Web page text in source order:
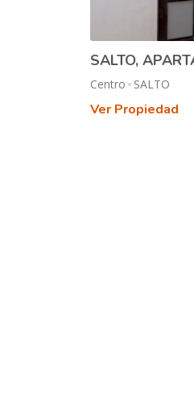
SALTO,
Centro SALTO
Ver Propiedad